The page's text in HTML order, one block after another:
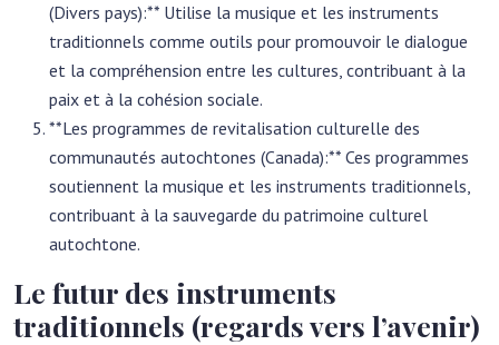
(Divers pays):** Utilise la musique et les instruments
traditionnels comme outils pour promouvoir le dialogue
et la compréhension entre les cultures, contribuant à la
paix et à la cohésion sociale.
**Les programmes de revitalisation culturelle des
communautés autochtones (Canada):** Ces programmes
soutiennent la musique et les instruments traditionnels,
contribuant à la sauvegarde du patrimoine culturel
autochtone.
Le futur des instruments
traditionnels (regards vers l’avenir)